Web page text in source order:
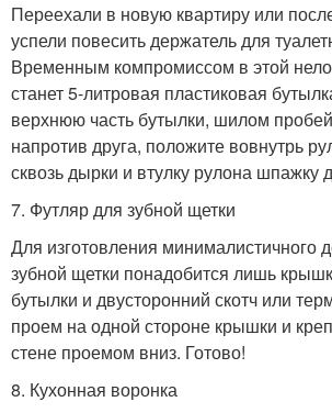
Переехали в новую квартиру или
успели повесить держатель для
Временным компромиссом в этой
станет 5-литровая пластиковая
верхнюю часть бутылки, шилом
напротив друга, положите вовнутрь
сквозь дырки и втулку рулона шпажку
7. Футляр для зубной щетки
Для изготовления минималистичного
зубной щетки понадобится лишь
бутылки и двусторонний скотч или
проем на одной стороне крышки и
стене проемом вниз. Готово!
8. Кухонная воронка